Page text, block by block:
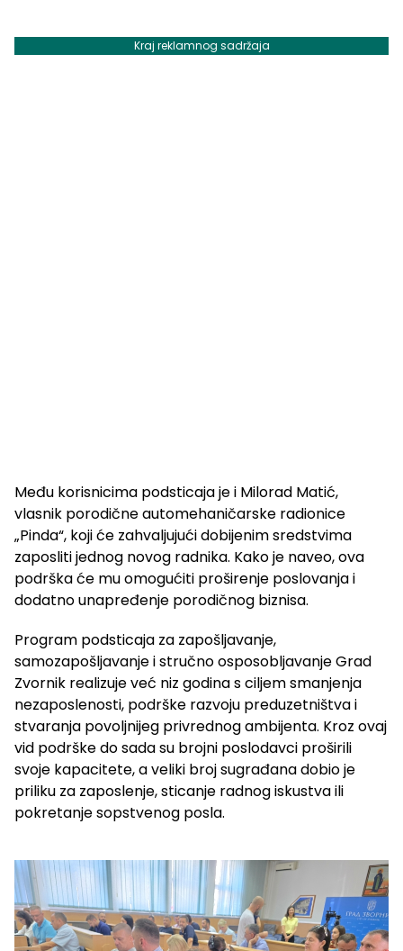
Kraj reklamnog sadržaja
Među korisnicima podsticaja je i Milorad Matić,
vlasnik porodične automehaničarske radionice
„Pinda“, koji će zahvaljujući dobijenim sredstvima
zaposliti jednog novog radnika. Kako je naveo, ova
podrška će mu omogućiti proširenje poslovanja i
dodatno unapređenje porodičnog biznisa.
Program podsticaja za zapošljavanje,
samozapošljavanje i stručno osposobljavanje Grad
Zvornik realizuje već niz godina s ciljem smanjenja
nezaposlenosti, podrške razvoju preduzetništva i
stvaranja povoljnijeg privrednog ambijenta. Kroz ovaj
vid podrške do sada su brojni poslodavci proširili
svoje kapacitete, a veliki broj sugrađana dobio je
priliku za zaposlenje, sticanje radnog iskustva ili
pokretanje sopstvenog posla.